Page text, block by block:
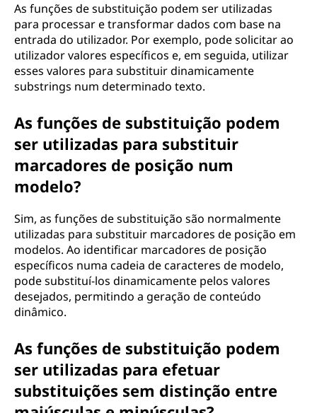
As funções de substituição podem ser utilizadas
para processar e transformar dados com base na
entrada do utilizador. Por exemplo, pode solicitar ao
utilizador valores específicos e, em seguida, utilizar
esses valores para substituir dinamicamente
substrings num determinado texto.
As funções de substituição podem
ser utilizadas para substituir
marcadores de posição num
modelo?
Sim, as funções de substituição são normalmente
utilizadas para substituir marcadores de posição em
modelos. Ao identificar marcadores de posição
específicos numa cadeia de caracteres de modelo,
pode substituí-los dinamicamente pelos valores
desejados, permitindo a geração de conteúdo
dinâmico.
As funções de substituição podem
ser utilizadas para efetuar
substituições sem distinção entre